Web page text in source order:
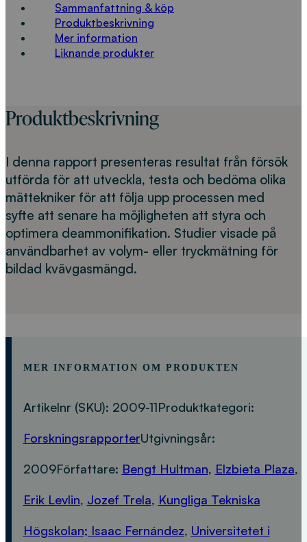
Sammanfattning & köp
Produktbeskrivning
Mer information
Liknande produkter
Produktbeskrivning
I denna rapport presenteras resultat från försök
utförda för att utveckla, testa och bedöma olika
mättekniker för att följa upp processen med
syfte att senare ha möjligheten att styra och
optimera deammonifikation. Studier visade på
användbarhet av volym- eller tryckmätning för
bildad kvävgasmängd.
MER INFORMATION OM PRODUKTEN
Artikelnr (SKU): 2009-11Produktkategori:
ForskningsrapporterUtgivningsår:
2009Författare: Bengt Hultman, Elzbieta Plaza,
Erik Levlin, Jozef Trela, Kungliga Tekniska
Högskolan; Isaac Fernández, Universitetet i